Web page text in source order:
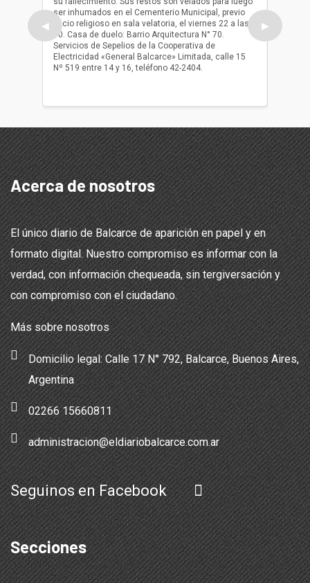
◀
ser inhumados en el Cementerio Municipal, previo
oficio religioso en sala velatoria, el viernes 22 a las
10. Casa de duelo: Barrio Arquitectura N° 70.
Servicios de Sepelios de la Cooperativa de
Electricidad «General Balcarce» Limitada, calle 15
Nº 519 entre 14 y 16, teléfono 42-2404.
ser
oficio
▶
Acerca de nosotros
El único diario de Balcarce de aparición en papel y en
formato digital. Nuestro compromiso es informar con la
verdad, con información chequeada, sin tergiversación y
con compromiso con el ciudadano.
Más sobre nosotros
Domicilio legal: Calle 17 N° 792, Balcarce, Buenos Aires,
Argentina
02266 15660811
administracion@eldiariobalcarce.com.ar
Seguinos en Facebook
Secciones